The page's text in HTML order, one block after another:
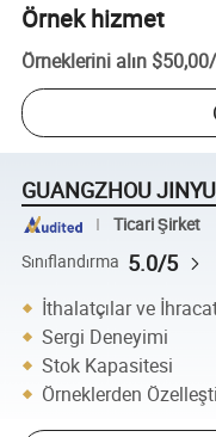
Örnek hizmet
Örneklerini alın $50,00/
GUANGZHOU
Ticari Şirket
Sınıflandırma 5.0/5
İthalatçılar ve
Sergi Deneyimi
Stok Kapasitesi
Örneklerden